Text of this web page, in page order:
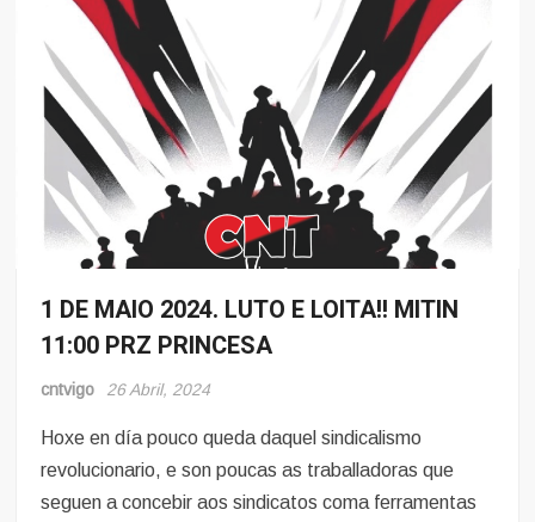
Eventos
1 DE MAIO 2024. LUTO E LOITA!! MITIN
11:00 PRZ PRINCESA
cntvigo 26 Abril, 2024
Hoxe en día pouco queda daquel sindicalismo
revolucionario, e son poucas as traballadoras que
seguen a concebir aos sindicatos coma ferramentas